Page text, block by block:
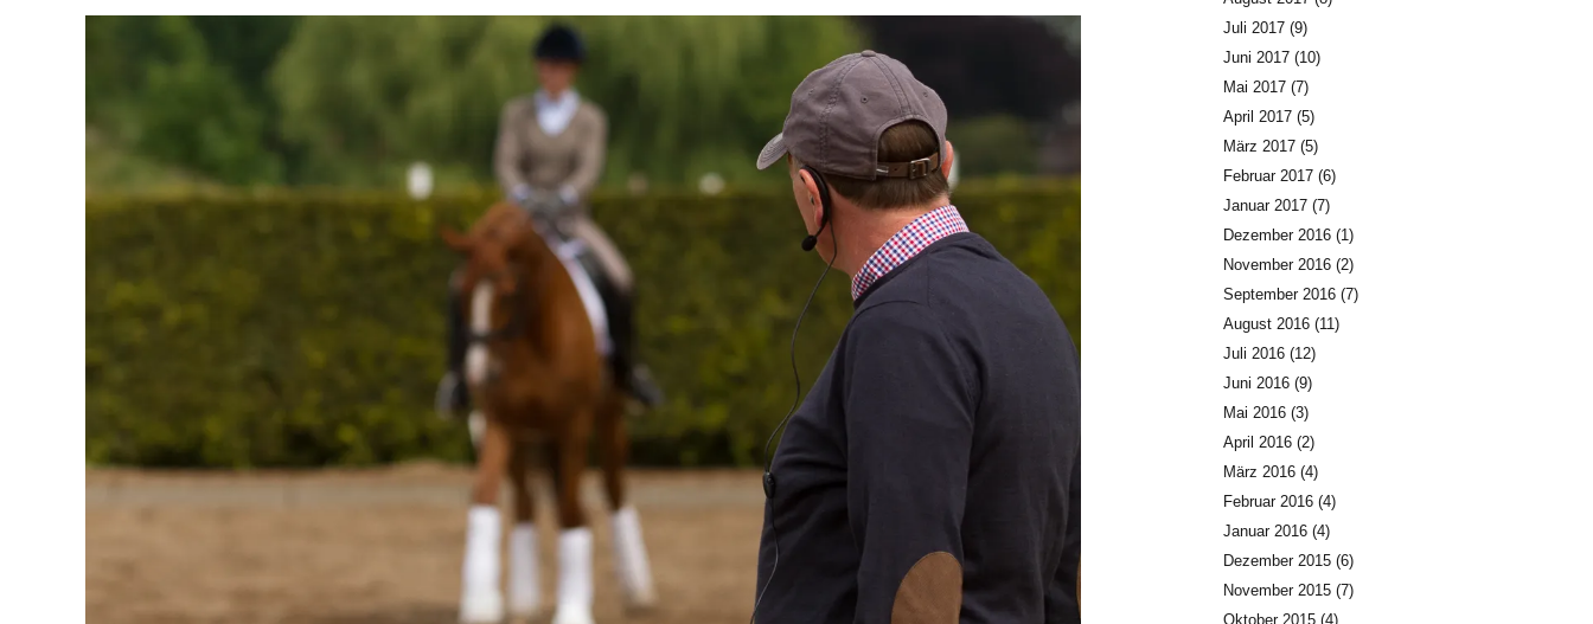
Juli 2017 (9)
Juni 2017 (10)
Mai 2017 (7)
April 2017 (5)
März 2017 (5)
Februar 2017 (6)
Januar 2017 (7)
Dezember 2016 (1)
November 2016 (2)
September 2016 (7)
August 2016 (11)
Juli 2016 (12)
Juni 2016 (9)
Mai 2016 (3)
April 2016 (2)
März 2016 (4)
Februar 2016 (4)
Januar 2016 (4)
Dezember 2015 (6)
November 2015 (7)
Oktober 2015 (4)